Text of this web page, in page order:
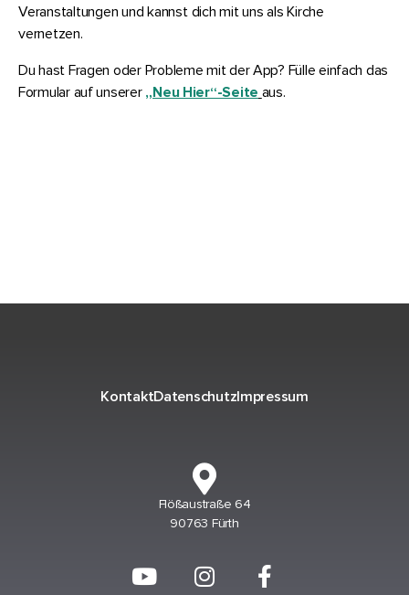
Veranstaltungen und kannst dich mit uns als Kirche
vernetzen.
Du hast Fragen oder Probleme mit der App? Fülle einfach das
Formular auf unserer „Neu Hier“-Seite aus.
KontaktDatenschutzImpressum
Flößaustraße 64
90763 Fürth